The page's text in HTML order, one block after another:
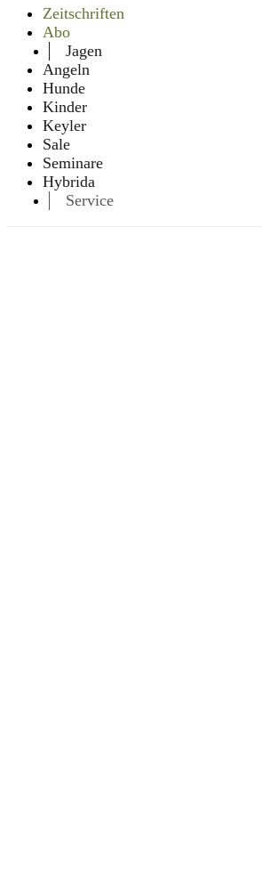
Zeitschriften
Abo
Jagen
Angeln
Hunde
Kinder
Keyler
Sale
Seminare
Hybrida
Service